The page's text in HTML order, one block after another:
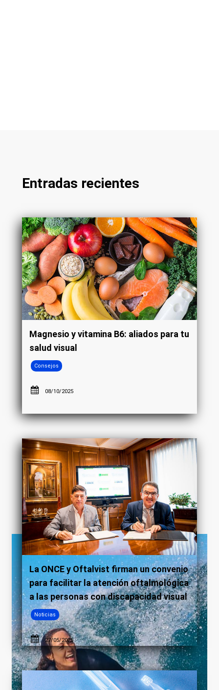
Entradas recientes
Magnesio y vitamina B6: aliados para tu
salud visual
Consejos
08/10/2025
La ONCE y Oftalvist firman un convenio
para facilitar la atención oftalmológica
a las personas con discapacidad visual
Noticias
27/05/2025